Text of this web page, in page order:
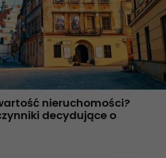
nieruchomości?
decydujące o